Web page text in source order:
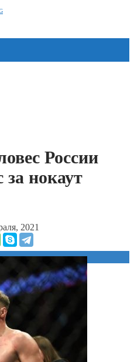
России
за нокаут
2021